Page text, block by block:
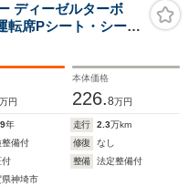
ディーゼルターボ
転席Pシート・シート
ACC・キーフリ
ークセンサー・
万円
本体価格
226.8万円
年 走行 2.3万km
整備付 修復
なし
付 整備
法定整備付
県神埼市